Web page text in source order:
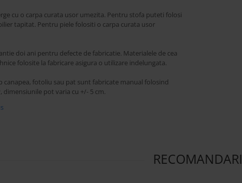
cu o carpa curata usor umezita. Pentru stofa puteti folosi
tapitat. Pentru piele folositi o carpa curata usor
doi ani pentru defecte de fabricatie. Materialele de cea
folosite la fabricare asigura o utilizare indelungata.
fotoliu sau pat sunt fabricate manual folosind
pot varia cu +/- 5 cm.
RECOMANDARI